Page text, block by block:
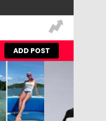
ADD POST